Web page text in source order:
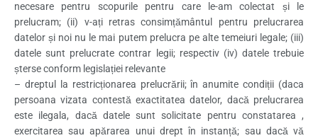
necesare pentru scopurile pentru care le-am colectat și le
prelucram; (ii) v-ați retras consimțământul pentru prelucrarea
datelor și noi nu le mai putem prelucra pe alte temeiuri legale; (iii)
datele sunt prelucrate contrar legii; respectiv (iv) datele trebuie
șterse conform legislației relevante
– dreptul la restricționarea prelucrării; în anumite condiții (daca
persoana vizata contestă exactitatea datelor, dacă prelucrarea
este ilegala, dacă datele sunt solicitate pentru constatarea ,
exercitarea sau apărarea unui drept în instanță; sau dacă vă